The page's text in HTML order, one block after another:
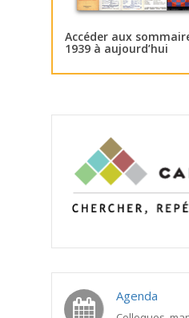
Accéder aux
1939 à aujourd’hui
Agenda